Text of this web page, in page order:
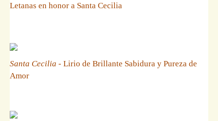
Letanas en honor a Santa Cecilia
Santa Cecilia - Lirio de Brillante Sabidura y Pureza de
Amor